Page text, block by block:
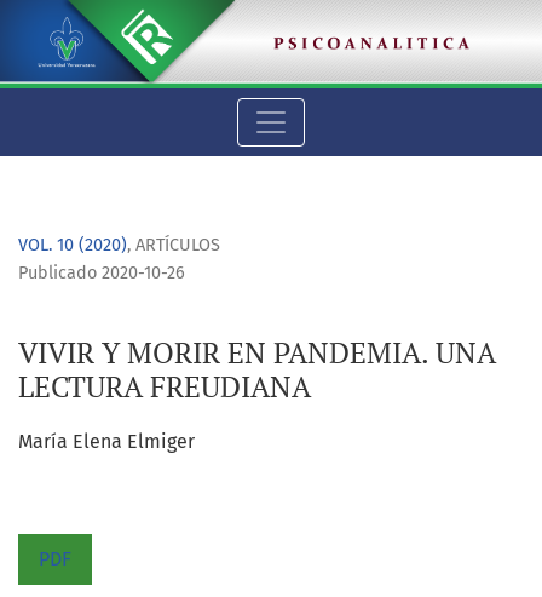
VIVIR Y MORIR EN PANDEMIA. UNA LECTURA FREUDIANA
VOL. 10 (2020), ARTÍCULOS
VIVIR Y MORIR EN PANDEMIA. UNA
LECTURA FREUDIANA
Publicado 2020-10-26
María Elena Elmiger
PDF